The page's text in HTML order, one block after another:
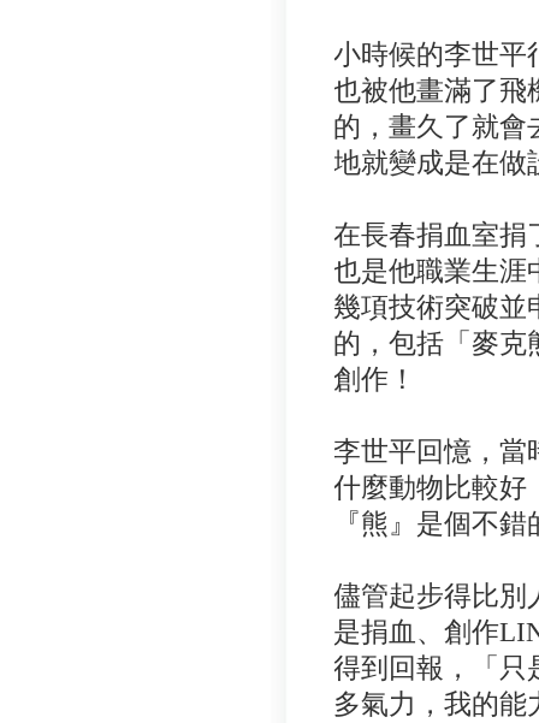
小時候的李世平
也被他畫滿了飛
的，畫久了就會
地就變成是在做
在長春捐血室捐
也是他職業生涯
幾項技術突破並
的，包括「麥克
創作！
李世平回憶，當
什麼動物比較好
『熊』是個不
儘管起步得比別
是捐血、創作
得到回報，「只
多氣力，我的能